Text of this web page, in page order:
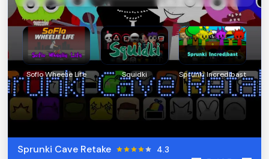
Soflo Wheelie Life Squidki Sprunki Incredibast
Sprunki Cave Retake 4.3